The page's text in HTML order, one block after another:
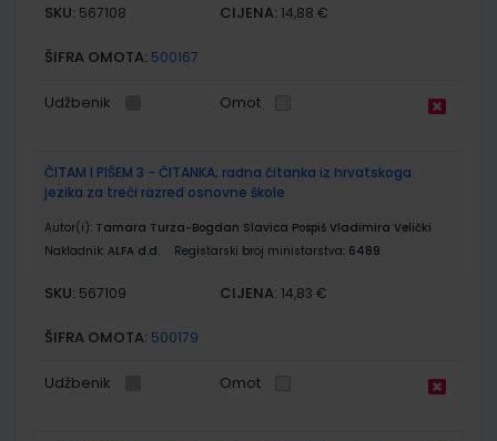
SKU: 567108 CIJENA: 14,88 €
ŠIFRA OMOTA: 500167
Udžbenik Omot
ČITAM I PIŠEM 3 - ČITANKA; radna čitanka iz hrvatskoga
jezika za treći razred osnovne škole
Autor(i): Tamara Turza-Bogdan Slavica Pospiš Vladimira Velički
Nakladnik: ALFA d.d. Registarski broj ministarstva: 6489
SKU: 567109 CIJENA: 14,83 €
ŠIFRA OMOTA: 500179
Udžbenik Omot